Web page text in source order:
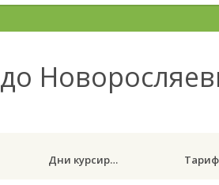
Дни курсирования Тариф